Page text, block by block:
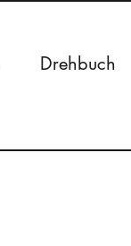
Drehbuch